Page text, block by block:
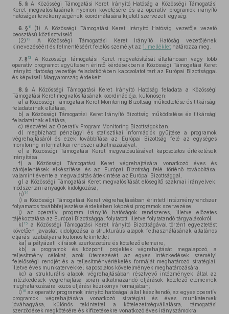
5. § A Közösségi Támogatási Keret Irányító Hatóság a Közösségi Támogatási
Keret megvalósításának nyomon követésére és az operatív programok irányító
hatóságai tevékenységének koordinálására kijelölt szervezeti egység.
6. § 11 (1)
A Közösségi Támogatási Keret Irányító Hatóság vezetője vezető
beosztású köztisztviselő.
(2) 12
A Közösségi Támogatási Keret Irányító Hatóság vezetőjének
kinevezéséért és felmentéséért felelős személyt az 1. melléklet határozza meg.
7. § 13
A Közösségi Támogatási Keret megvalósítását általánosan vagy több
operatív programot együttesen érintő kérdésekben a Közösségi Támogatási Keret
Irányító Hatóság vezetője feladatkörében kapcsolatot tart az Európai Bizottsággal
és képviseli Magyarország érdekeit.
8. § A Közösségi Támogatási Keret Irányító Hatóság feladata a Közösségi
Támogatási Keret megvalósításának koordinációja, különösen:
a) a Közösségi Támogatási Keret Monitoring Bizottság működtetése és titkársági
feladatainak ellátása,
b) a Közösségi Támogatási Keret Irányító Bizottság működtetése és titkársági
feladatainak ellátása,
c) részvétel az Operatív Program Monitoring Bizottságokban,
d) megbízható pénzügyi és statisztikai információk gyűjtése a programok
végrehajtásáról és ezek továbbítása az Európai Bizottság felé az egységes
monitoring informatikai rendszer alkalmazásával,
e) a Közösségi Támogatási Keret megvalósulásával kapcsolatos értékelések
irányítása,
f) a Közösségi Támogatási Keret végrehajtására vonatkozó éves és
zárójelentések elkészítése és az Európai Bizottság felé történő továbbítása,
valamint évente a megvalósítás áttekintése az Európai Bizottsággal,
g) a Közösségi Támogatási Keret megvalósítását elősegítő szakmai irányelvek,
módszertani anyagok kidolgozása,
h) 14
i) a Közösségi Támogatási Keret végrehajtásában érintett intézményrendszer
folyamatos továbbfejlesztése érdekében képzési programok szervezése,
j) az operatív program irányító hatóságok rendszeres, illetve előzetes
tájékoztatása az Európai Bizottsággal folytatott, illetve folytatandó tárgyalásokról,
k) 15
a Közösségi Támogatási Keret Irányító Bizottságával történt egyeztetést
követően javaslat kidolgozása a strukturális alapok felhasználásának általános
eljárási szabályaira különös tekintettel
ka) a pályázati kiírások szerkezetére és kötelező elemeire,
kb) a programok és központi projektek végrehajtását megalapozó, a
teljesítmény célokat, azok ütemezését, az egyes intézkedések személyi
felelősségi rendjét és a teljesítményértékelés formáját meghatározó stratégiai,
illetve éves munkatervekkel kapcsolatos követelmények meghatározására,
kc) a strukturális alapok végrehajtásában résztvevő intézmények által az
intézkedések végrehajtása során alkalmazandó eljárások kötelező elemeinek
meghatározására közös eljárási kézikönyv formájában;
l) 16 az operatív programok irányító hatóságai által készítendő, az egyes operatív
programok végrehajtására vonatkozó stratégiai és éves munkatervek
jóváhagyása, különös tekintettel a kötelezettségvállalásra, támogatási
szerződések megkötésére és kifizetésekre vonatkozó éves irányszámokra.